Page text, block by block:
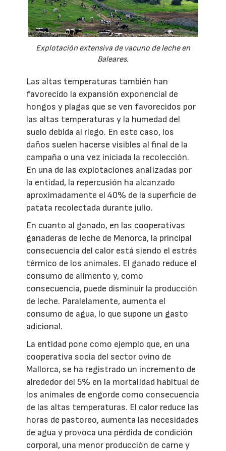
Explotación extensiva de vacuno de leche en
Baleares.
Las altas temperaturas también han
favorecido la expansión exponencial de
hongos y plagas que se ven favorecidos por
las altas temperaturas y la humedad del
suelo debida al riego. En este caso, los
daños suelen hacerse visibles al final de la
campaña o una vez iniciada la recolección.
En una de las explotaciones analizadas por
la entidad, la repercusión ha alcanzado
aproximadamente el 40% de la superficie de
patata recolectada durante julio.
En cuanto al ganado, en las cooperativas
ganaderas de leche de Menorca, la principal
consecuencia del calor está siendo el estrés
térmico de los animales. El ganado reduce el
consumo de alimento y, como
consecuencia, puede disminuir la producción
de leche. Paralelamente, aumenta el
consumo de agua, lo que supone un gasto
adicional.
La entidad pone como ejemplo que, en una
cooperativa socia del sector ovino de
Mallorca, se ha registrado un incremento de
alrededor del 5% en la mortalidad habitual de
los animales de engorde como consecuencia
de las altas temperaturas. El calor reduce las
horas de pastoreo, aumenta las necesidades
de agua y provoca una pérdida de condición
corporal, una menor producción de carne y